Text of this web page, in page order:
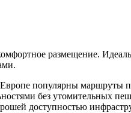
размещение.
Европе популярны маршруты
без утомительных
доступностью